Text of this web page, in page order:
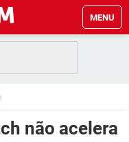
MENU
não acelera